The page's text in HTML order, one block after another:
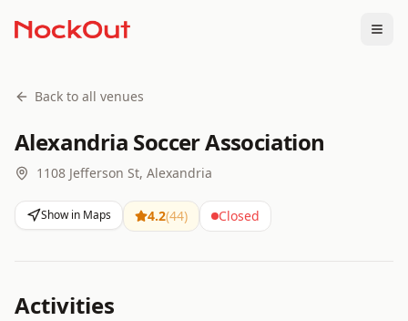
Back to all venues
Alexandria Soccer Association
1108 Jefferson St, Alexandria
Show in Maps 4.2(44) Closed
Activities